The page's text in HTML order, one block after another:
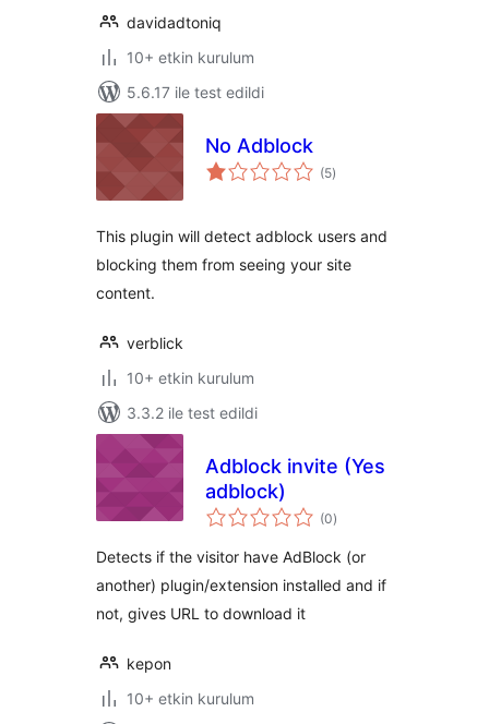
davidadtoniq
10+ etkin kurulum
5.6.17 ile test edildi
No Adblock
(5toplam
puan
)
This plugin will detect adblock users and
blocking them from seeing your site
content.
verblick
10+ etkin kurulum
3.3.2 ile test edildi
Adblock invite (Yes
adblock)
(0toplam
puan
)
Detects if the visitor have AdBlock (or
another) plugin/extension installed and if
not, gives URL to download it
kepon
10+ etkin kurulum